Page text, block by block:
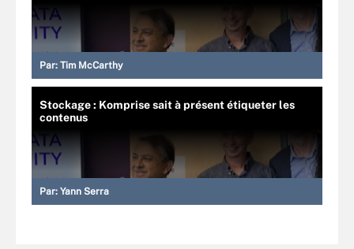
Par: Tim McCarthy
Stockage : Komprise sait à présent étiqueter les
contenus
Par: Yann Serra